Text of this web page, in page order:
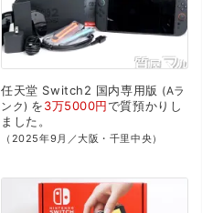
任天堂 Switch2 国内専用版
Aラ
ンク を3万5000円で質預かり し
ました。
（2025年9月／大阪・千里中央）